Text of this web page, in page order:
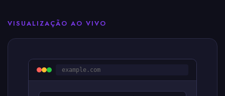
VISUALIZAÇÃO AO VIVO
example.com